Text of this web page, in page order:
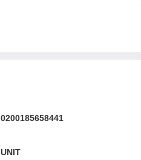
0200185658441
UNIT